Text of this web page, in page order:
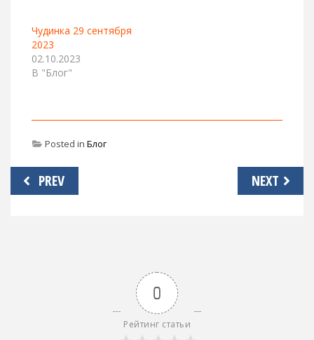
Чудинка 29 сентября
2023
02.10.2023
В "Блог"
Posted in Блог
Навигация
по
PREV NEXT
0
Рейтинг статьи